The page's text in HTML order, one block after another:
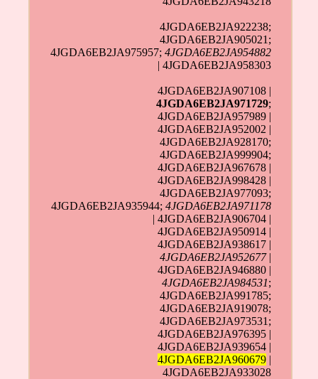
4JGDA6EB2JA922238;
4JGDA6EB2JA905021;
4JGDA6EB2JA975957;4JGDA6EB2JA954882
| 4JGDA6EB2JA958303
4JGDA6EB2JA907108 |
4JGDA6EB2JA971729;
4JGDA6EB2JA957989 |
4JGDA6EB2JA952002 |
4JGDA6EB2JA928170;
4JGDA6EB2JA999904;
4JGDA6EB2JA967678 |
4JGDA6EB2JA998428 |
4JGDA6EB2JA977093;
4JGDA6EB2JA935944;4JGDA6EB2JA971178
| 4JGDA6EB2JA906704 |
4JGDA6EB2JA950914 |
4JGDA6EB2JA938617 |
4JGDA6EB2JA952677|
4JGDA6EB2JA946880 |
4JGDA6EB2JA984531;
4JGDA6EB2JA991785;
4JGDA6EB2JA919078;
4JGDA6EB2JA973531;
4JGDA6EB2JA976395 |
4JGDA6EB2JA939654 |
4JGDA6EB2JA960679 |
4JGDA6EB2JA933028